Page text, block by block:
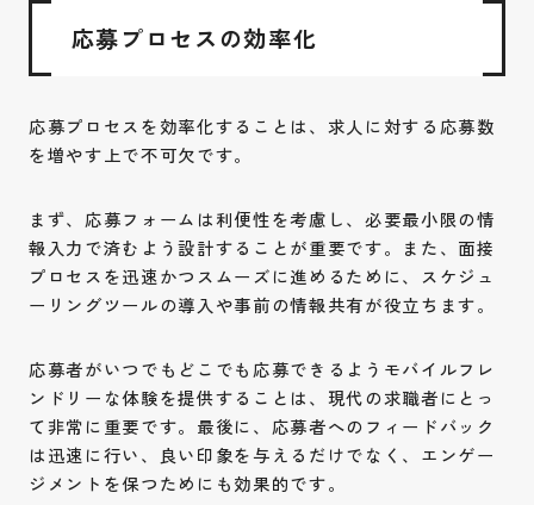
応募プロセスの効率化
応募プロセスを効率化することは、求人に対する応募数
を増やす上で不可欠です。
まず、応募フォームは利便性を考慮し、必要最小限の情
報入力で済むよう設計することが重要です。また、面接
プロセスを迅速かつスムーズに進めるために、スケジュ
ーリングツールの導入や事前の情報共有が役立ちます。
応募者がいつでもどこでも応募できるようモバイルフレ
ンドリーな体験を提供することは、現代の求職者にとっ
て非常に重要です。最後に、応募者へのフィードバック
は迅速に行い、良い印象を与えるだけでなく、エンゲー
ジメントを保つためにも効果的です。